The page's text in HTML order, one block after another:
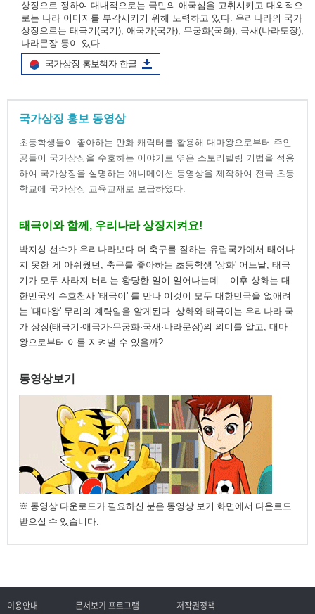
상징으로 정하여 대내적으로는 국민의 애국심을 고취시키고 대외적으
로는 나라 이미지를 부각시키기 위해 노력하고 있다. 우리나라의 국가
상징으로는 태극기(국기), 애국가(국가), 무궁화(국화), 국새(나라도장),
나라문장 등이 있다.
국가상징 홍보책자 한글
국가상징 홍보 동영상
초등학생들이 좋아하는 만화 캐릭터를 활용해 대마왕으로부터 주인
공들이 국가상징을 수호하는 이야기로 엮은 스토리텔링 기법을 적용
하여 국가상징을 설명하는 애니메이션 동영상을 제작하여 전국 초등
학교에 국가상징 교육교재로 보급하였다.
태극이와 함께, 우리나라 상징지켜요!
박지성 선수가 우리나라보다 더 축구를 잘하는 유럽국가에서 태어나
지 못한 게 아쉬웠던, 축구를 좋아하는 초등학생 '상화' 어느날, 태극
기가 모두 사라져 버리는 황당한 일이 일어나는데... 이후 상화는 대
한민국의 수호천사 '태극이' 를 만나 이것이 모두 대한민국을 없애려
는 '대마왕' 무리의 계략임을 알게된다. 상화와 태극이는 우리나라 국
가 상징(태극기·애국가·무궁화·국새·나라문장)의 의미를 알고, 대마
왕으로부터 이를 지켜낼 수 있을까?
동영상보기
※ 동영상 다운로드가 필요하신 분은 동영상 보기 화면에서 다운로드
받으실 수 있습니다.
이용안내 문서보기 프로그램 저작권정책